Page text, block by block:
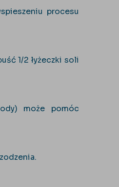
procesu
1/2 łyżeczki soli
może pomóc